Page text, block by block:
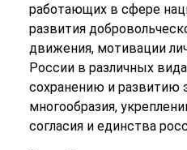
работающих в сфере
развития
движения, мотивации
России в различных
сохранению и развитию
многообразия,
согласия и единства